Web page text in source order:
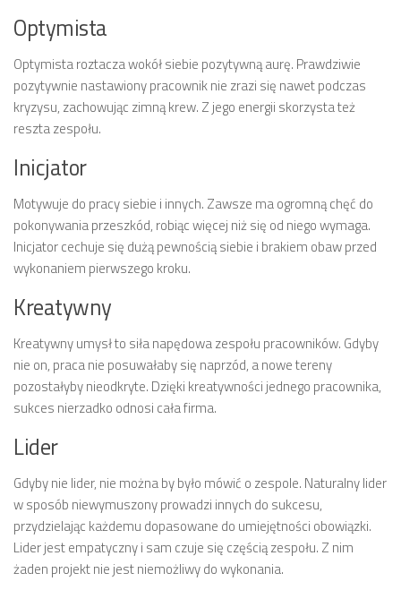
Optymista
Optymista roztacza wokół siebie pozytywną aurę. Prawdziwie
pozytywnie nastawiony pracownik nie zrazi się nawet podczas
kryzysu, zachowując zimną krew. Z jego energii skorzysta też
reszta zespołu.
Inicjator
Motywuje do pracy siebie i innych. Zawsze ma ogromną chęć do
pokonywania przeszkód, robiąc więcej niż się od niego wymaga.
Inicjator cechuje się dużą pewnością siebie i brakiem obaw przed
wykonaniem pierwszego kroku.
Kreatywny
Kreatywny umysł to siła napędowa zespołu pracowników. Gdyby
nie on, praca nie posuwałaby się naprzód, a nowe tereny
pozostałyby nieodkryte. Dzięki kreatywności jednego pracownika,
sukces nierzadko odnosi cała firma.
Lider
Gdyby nie lider, nie można by było mówić o zespole. Naturalny lider
w sposób niewymuszony prowadzi innych do sukcesu,
przydzielając każdemu dopasowane do umiejętności obowiązki.
Lider jest empatyczny i sam czuje się częścią zespołu. Z nim
żaden projekt nie jest niemożliwy do wykonania.